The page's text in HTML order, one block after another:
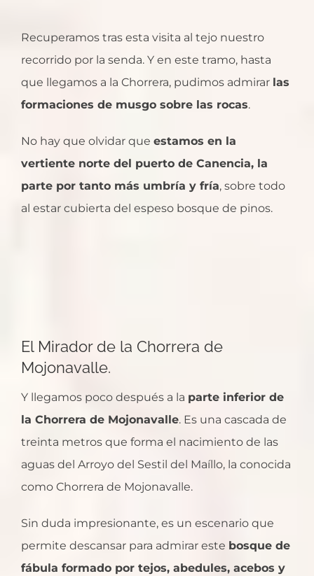
Recuperamos tras esta visita al tejo nuestro
recorrido por la senda. Y en este tramo, hasta
que llegamos a la Chorrera, pudimos admirar las
formaciones de musgo sobre las rocas.
No hay que olvidar que estamos en la
vertiente norte del puerto de Canencia, la
parte por tanto más umbría y fría, sobre todo
al estar cubierta del espeso bosque de pinos.
El Mirador de la Chorrera de
Mojonavalle.
Y llegamos poco después a la parte inferior de
la Chorrera de Mojonavalle. Es una cascada de
treinta metros que forma el nacimiento de las
aguas del Arroyo del Sestil del Maíllo, la conocida
como Chorrera de Mojonavalle.
Sin duda impresionante, es un escenario que
permite descansar para admirar este bosque de
fábula formado por tejos, abedules, acebos y